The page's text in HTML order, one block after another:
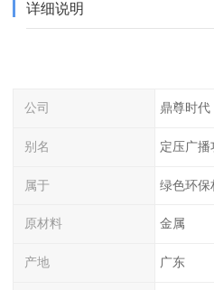
详细说明
公司 鼎尊时代
别名 定压广播
属于 绿色环保
原材料 金属
产地 广东